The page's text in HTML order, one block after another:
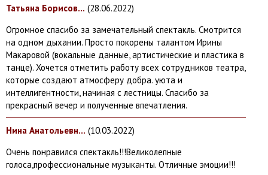
Татьяна Борисов... (28.06.2022)
Огромное спасибо за замечательный спектакль. Смотрится
на одном дыхании. Просто покорены талантом Ирины
Макаровой (вокальные данные, артистические и пластика в
танце). Хочется отметить работу всех сотрудников театра,
которые создают атмосферу добра. уюта и
интеллигентности, начиная с лестницы. Спасибо за
прекрасный вечер и полученные впечатления.
Нина Анатольевн... (10.03.2022)
Очень понравился спектакль!!!Великолепные
голоса,профессиональные музыканты. Отличные эмоции!!!